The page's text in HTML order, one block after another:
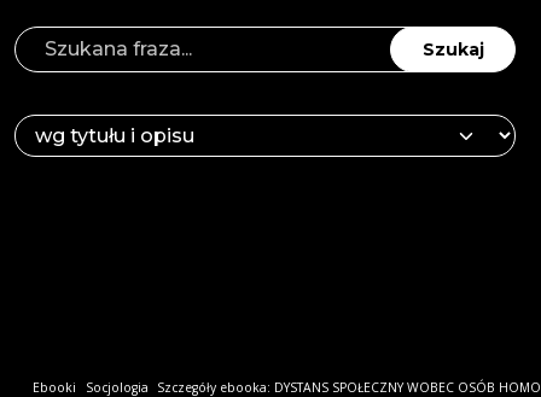
Szukaj
Ebooki Socjologia Szczegóły ebooka: DYSTANS SPOŁECZNY WOBEC OSÓB